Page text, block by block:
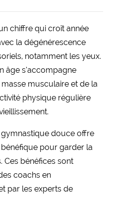
chiffre qui croît année
la dégénérescence
notamment les yeux.
âge s’accompagne
musculaire et de la
physique régulière
gymnastique douce offre
pour garder la
Ces bénéfices sont
coachs en
par les experts de